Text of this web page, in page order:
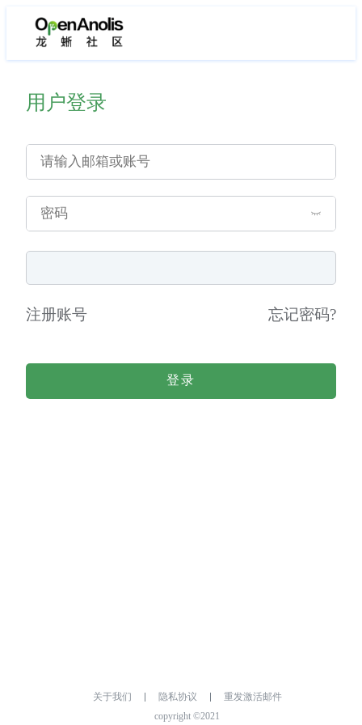
用户登录
注册账号 忘记密码?
登录
关于我们 隐私协议
重发激活邮件
copyright ©2021